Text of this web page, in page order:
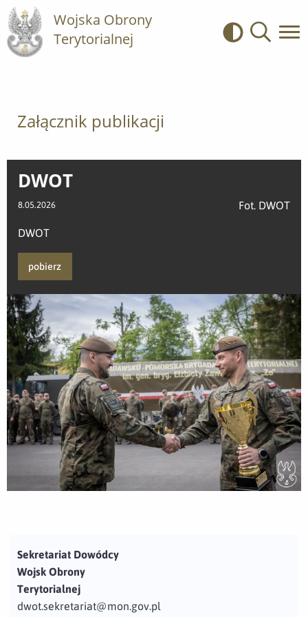
Wojska Obrony
Terytorialnej
Kontrast
Załącznik publikacji
DWOT
8.05.2026 Fot. DWOT
DWOT
pobierz
Sekretariat Dowódcy
Wojsk Obrony
Terytorialnej
dwot.sekretariat@mon.gov.pl